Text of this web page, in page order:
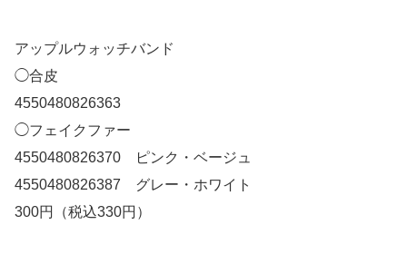
アップルウォッチバンド
◯合皮
4550480826363
◯フェイクファー
4550480826370 ピンク・ベージュ
4550480826387 グレー・ホワイト
300円（税込330円）